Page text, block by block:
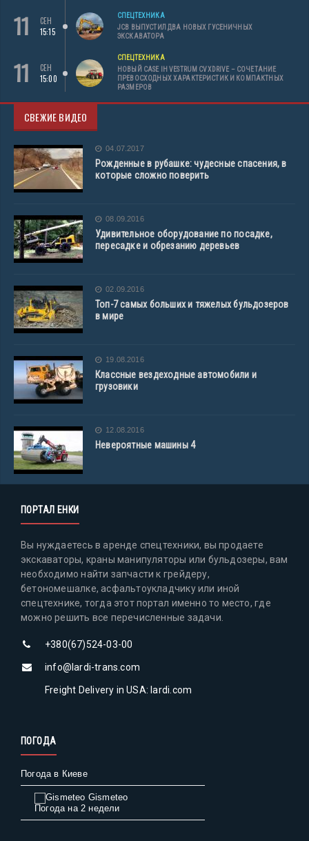
11
СЕН
15:15
СПЕЦТЕХНИКА
JCB ВЫПУСТИЛ ДВА НОВЫХ ГУСЕНИЧНЫХ
ЭКСКАВАТОРА
11
СЕН
15:00
СПЕЦТЕХНИКА
НОВЫЙ CASE IH VESTRUM CVXDRIVE – СОЧЕТАНИЕ
ПРЕВОСХОДНЫХ ХАРАКТЕРИСТИК И КОМПАКТНЫХ
РАЗМЕРОВ
СВЕЖИЕ ВИДЕО
04.07.2017
Рожденные в рубашке: чудесные спасения, в
которые сложно поверить
08.09.2016
Удивительное оборудование по посадке,
пересадке и обрезанию деревьев
02.09.2016
Топ-7 самых больших и тяжелых бульдозеров
в мире
19.08.2016
Классные вездеходные автомобили и
грузовики
12.08.2016
Невероятные машины 4
ПОРТАЛ ЕНКИ
Вы нуждаетесь в аренде спецтехники, вы продаете
экскаваторы, краны манипуляторы или бульдозеры, вам
необходимо найти запчасти к грейдеру,
бетономешалке, асфальтоукладчику или иной
спецтехнике, тогда этот портал именно то место, где
можно решить все перечисленные задачи.
+380(67)524-03-00
info@lardi-trans.com
Freight Delivery in USA: lardi.com
ПОГОДА
Погода в Киеве
Gismeteo
Погода на 2 недели